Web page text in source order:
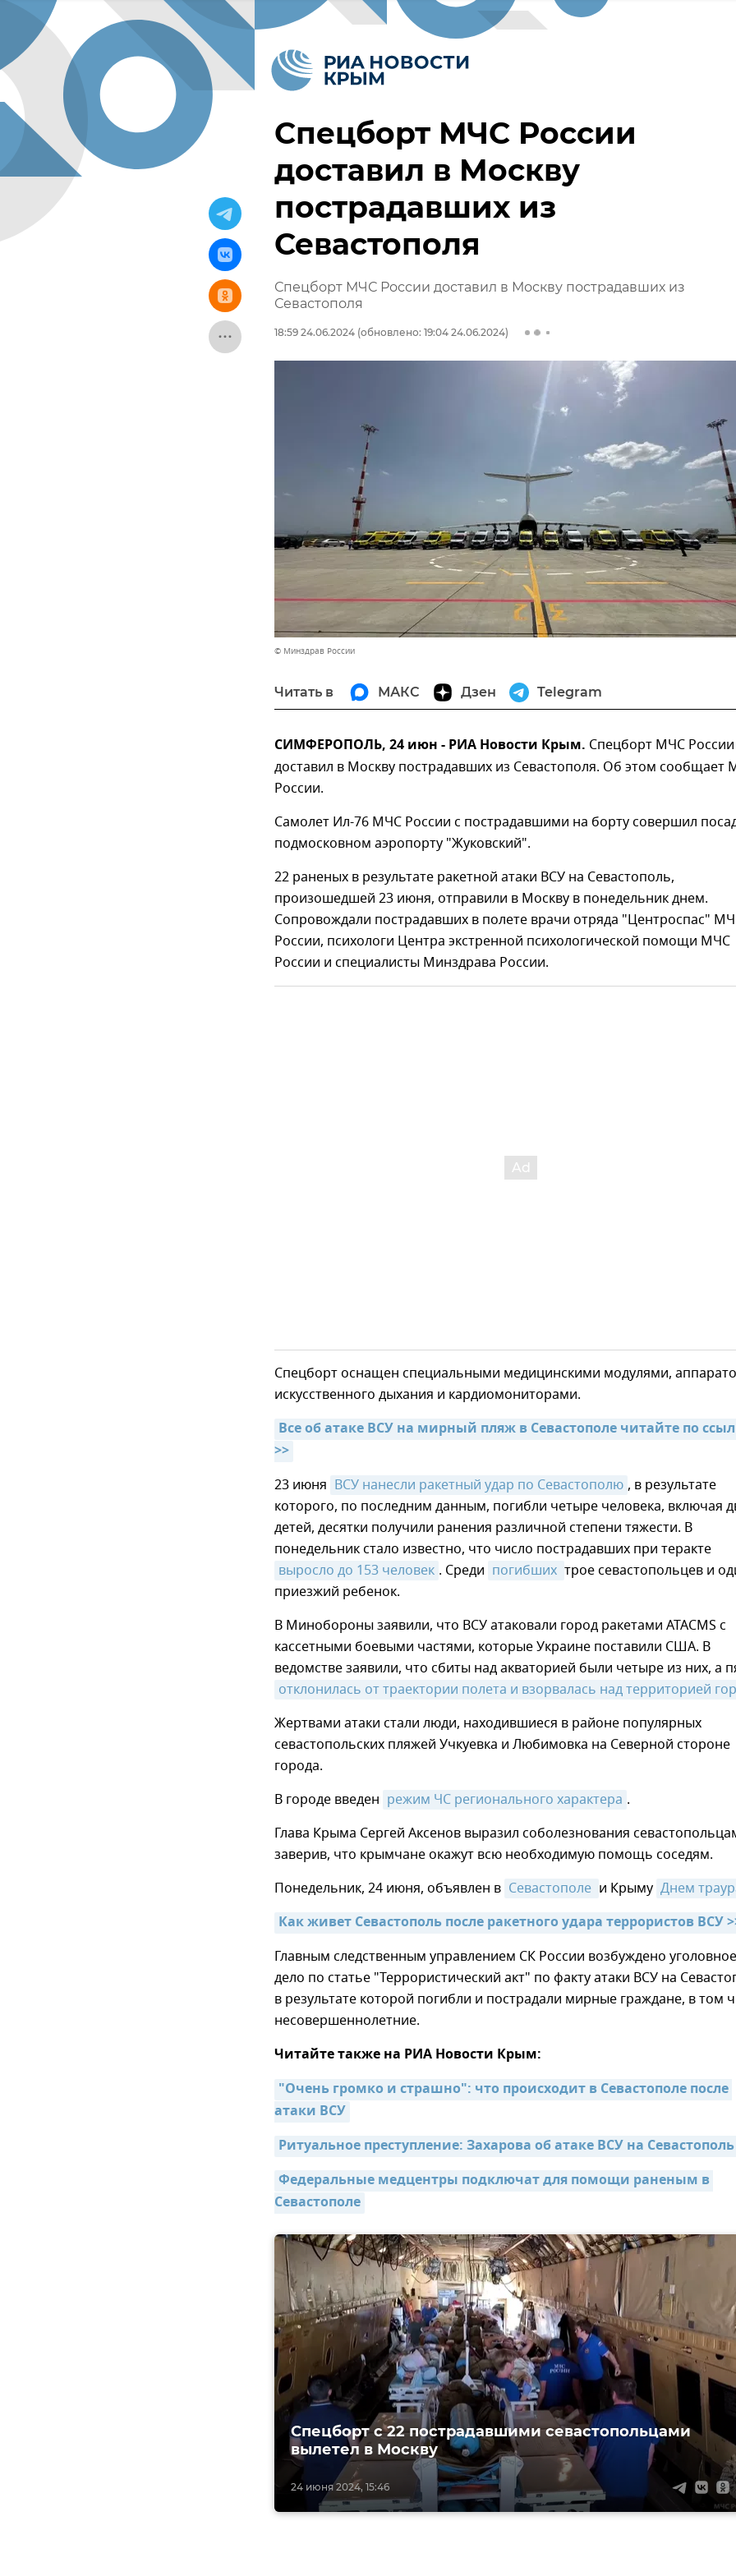
Спецборт МЧС России
доставил в Москву
пострадавших из
Севастополя
Спецборт МЧС России доставил в Москву пострадавших из
Севастополя
18:59 24.06.2024 (обновлено: 19:04 24.06.2024)
© Минздрав России
Читать в МАКС Дзен Telegram
СИМФЕРОПОЛЬ, 24 июн - РИА Новости Крым. Спецборт МЧС России
доставил в Москву пострадавших из Севастополя. Об этом сообщает
России.
Самолет Ил-76 МЧС России с пострадавшими на борту совершил
подмосковном аэропорту "Жуковский".
22 раненых в результате ракетной атаки ВСУ на Севастополь,
произошедшей 23 июня, отправили в Москву в понедельник днем.
Сопровождали пострадавших в полете врачи отряда "Центроспас"
России, психологи Центра экстренной психологической помощи МЧС
России и специалисты Минздрава России.
Спецборт оснащен специальными медицинскими модулями,
искусственного дыхания и кардиомониторами.
Все об атаке ВСУ на мирный пляж в Севастополе читайте по
>>
23 июня ВСУ нанесли ракетный удар по Севастополю , в результате
которого, по последним данным, погибли четыре человека, включая
детей, десятки получили ранения различной степени тяжести. В
понедельник стало известно, что число пострадавших при теракте
выросло до 153 человек . Среди погибших трое севастопольцев и
приезжий ребенок.
В Минобороны заявили, что ВСУ атаковали город ракетами ATACMS с
кассетными боевыми частями, которые Украине поставили США. В
ведомстве заявили, что сбиты над акваторией были четыре из них, а
отклонилась от траектории полета и взорвалась над территорией
Жертвами атаки стали люди, находившиеся в районе популярных
севастопольских пляжей Учкуевка и Любимовка на Северной стороне
города.
В городе введен режим ЧС регионального характера .
Глава Крыма Сергей Аксенов выразил соболезнования
заверив, что крымчане окажут всю необходимую помощь соседям.
Понедельник, 24 июня, объявлен в Севастополе и Крыму Днем
Как живет Севастополь после ракетного удара террористов ВСУ
Главным следственным управлением СК России возбуждено уголовное
дело по статье "Террористический акт" по факту атаки ВСУ на
в результате которой погибли и пострадали мирные граждане, в том
несовершеннолетние.
Читайте также на РИА Новости Крым:
"Очень громко и страшно": что происходит в Севастополе после
атаки ВСУ
Ритуальное преступление: Захарова об атаке ВСУ на Севастополь
Федеральные медцентры подключат для помощи раненым в
Севастополе
24 июня 2024, 15:46
Спецборт с 22 пострадавшими севастопольцами
вылетел в Москву